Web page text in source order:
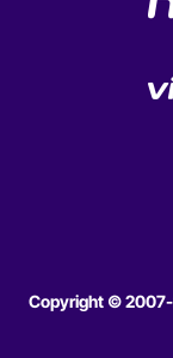
Copyright © 2007-